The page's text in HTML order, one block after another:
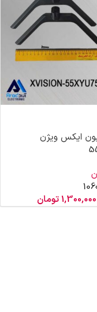
ایکس ویژن
1,300,000تومان